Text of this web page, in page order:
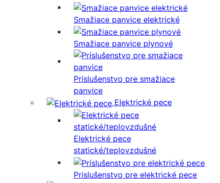
Smažiace panvice elektrické
Smažiace panvice plynové
Príslušenstvo pre smažiace
panvice
Elektrické pece
Elektrické pece
statické/teplovzdušné
Príslušenstvo pre elektrické pece